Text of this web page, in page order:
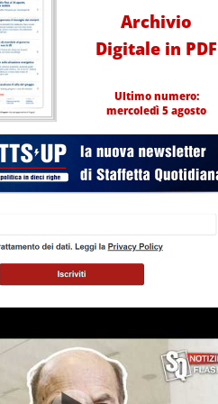
Archivio
Digitale in PDF
Ultimo numero:
mercoledì 5 agosto